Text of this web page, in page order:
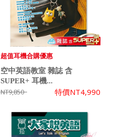
超值耳機合購優惠
空中英語教室 雜誌 含
SUPER+ 耳機...
NT9,850 特價NT4,990